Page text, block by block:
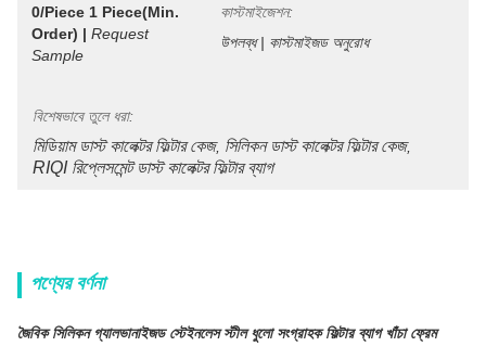
0/Piece 1 Piece(min.
Order) | Request
Sample
কাস্টমাইজেশন:
উপলব্ধ | কাস্টমাইজড অনুরোধ
বিশেষভাবে তুলে ধরা:
মিডিয়াম ডাস্ট কালেক্টর ফিল্টার কেজ, সিলিকন ডাস্ট কালেক্টর ফিল্টার কেজ,
RIQI রিপ্লেসমেন্ট ডাস্ট কালেক্টর ফিল্টার ব্যাগ
পণ্যের বর্ণনা
জৈবিক সিলিকন গ্যালভানাইজড স্টেইনলেস স্টীল ধুলো সংগ্রাহক ফিল্টার ব্যাগ খাঁচা ফ্রেম